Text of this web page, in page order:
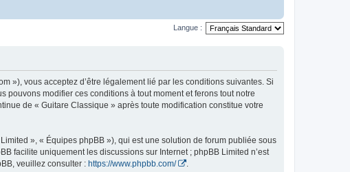
Langue :
»), vous acceptez d’être légalement lié par les conditions suivantes. Si
pouvons modifier ces conditions à tout moment et ferons tout notre
de « Guitare Classique » après toute modification constitue votre
», « Équipes phpBB »), qui est une solution de forum publiée sous
facilite uniquement les discussions sur Internet ; phpBB Limited n’est
veuillez consulter : https://www.phpbb.com/ .